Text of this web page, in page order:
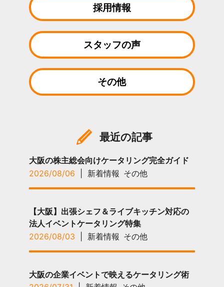
採用情報
スタッフの声
その他
最近の記事
大阪の株主総会向けケータリング完全ガイド
2026/08/06
新着情報 その他
【大阪】出張シェフ＆ライブキッチン対応の
法人イベントケータリング特集
2026/08/03
新着情報 その他
大阪の企業イベントで映えるケータリング術